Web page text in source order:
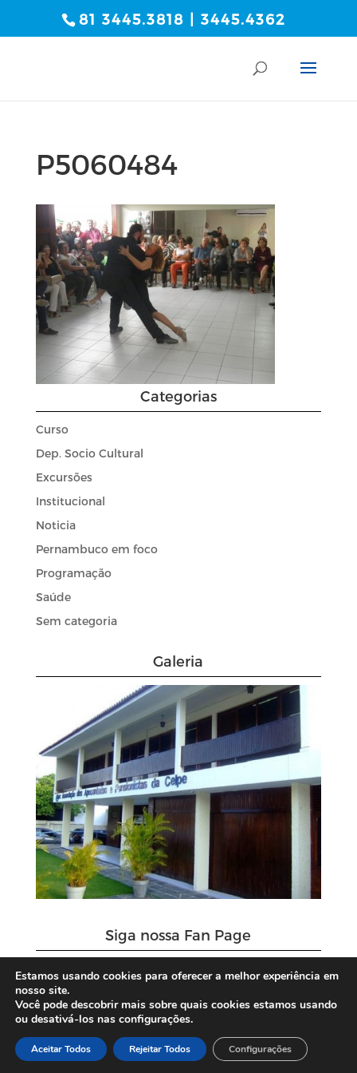
81 3445.3818 | 3445.4362
P5060484
Categorias
Curso
Dep. Socio Cultural
Excursões
Institucional
Noticia
Pernambuco em foco
Programação
Saúde
Sem categoria
Galeria
Siga nossa Fan Page
Estamos usando cookies para oferecer a melhor experiência em
nosso site.
Você pode descobrir mais sobre quais cookies estamos usando
ou desativá-los nas configurações.
Aceitar Todos Rejeitar Todos Configurações